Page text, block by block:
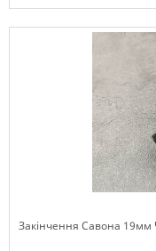
Закінчення Савона